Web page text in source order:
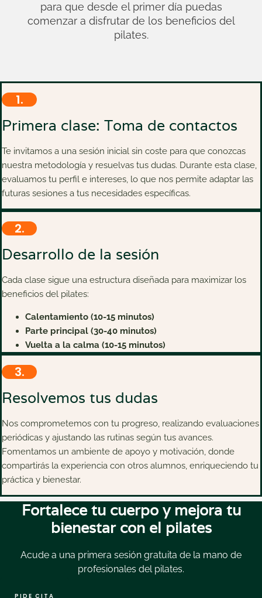
para que desde el primer día puedas
comenzar a disfrutar de los beneficios del
pilates.
1.
Primera clase: Toma de contactos
Te invitamos a una sesión inicial sin coste para que conozcas
nuestra metodología y resuelvas tus dudas. Durante esta clase,
evaluamos tu perfil e intereses, lo que nos permite adaptar las
futuras sesiones a tus necesidades específicas.
2.
Desarrollo de la sesión
Cada clase sigue una estructura diseñada para maximizar los
beneficios del pilates:​
Calentamiento (10-15 minutos)
Parte principal (30-40 minutos)
Vuelta a la calma (10-15 minutos)
3.
Resolvemos tus dudas
Nos comprometemos con tu progreso, realizando evaluaciones
periódicas y ajustando las rutinas según tus avances.
Fomentamos un ambiente de apoyo y motivación, donde
compartirás la experiencia con otros alumnos, enriqueciendo tu
práctica y bienestar.
Fortalece tu cuerpo y mejora tu
bienestar con el pilates
Acude a una primera sesión gratuita de la mano de
profesionales del pilates.
PIDE CITA